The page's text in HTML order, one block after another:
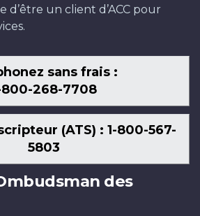
d’être un client d’ACC pour
sans frais :
800-268-7708
(ATS) : 1-800-567-
5803
des